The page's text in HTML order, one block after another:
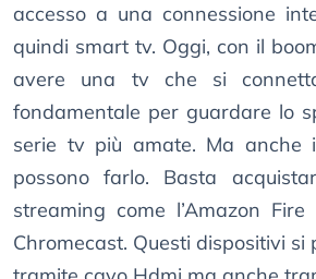
accesso a una connessione
quindi smart tv. Oggi, con il
avere una tv che si
fondamentale per guardare lo
serie tv più amate. Ma anche
possono farlo. Basta
streaming come l’Amazon
Chromecast. Questi dispositivi si